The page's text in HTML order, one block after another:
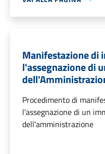
Manifestazione di
l'assegnazione di
Procedimento di
l'assegnazione di un
dell'amministrazione